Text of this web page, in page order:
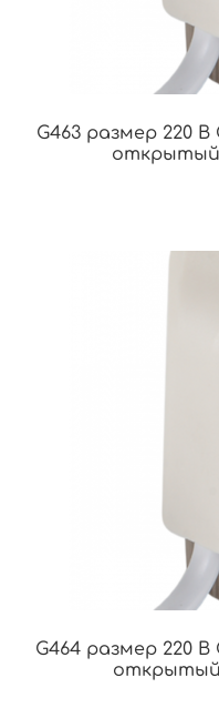
G463 размер 220
открытый
G464 размер 220
открытый